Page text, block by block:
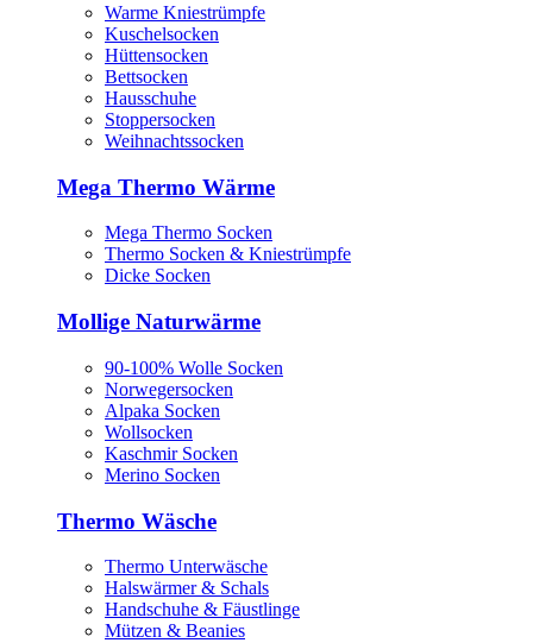
Warme Kniestrümpfe
Kuschelsocken
Hüttensocken
Bettsocken
Hausschuhe
Stoppersocken
Weihnachtssocken
Mega Thermo Wärme
Mega Thermo Socken
Thermo Socken & Kniestrümpfe
Dicke Socken
Mollige Naturwärme
90-100% Wolle Socken
Norwegersocken
Alpaka Socken
Wollsocken
Kaschmir Socken
Merino Socken
Thermo Wäsche
Thermo Unterwäsche
Halswärmer & Schals
Handschuhe & Fäustlinge
Mützen & Beanies